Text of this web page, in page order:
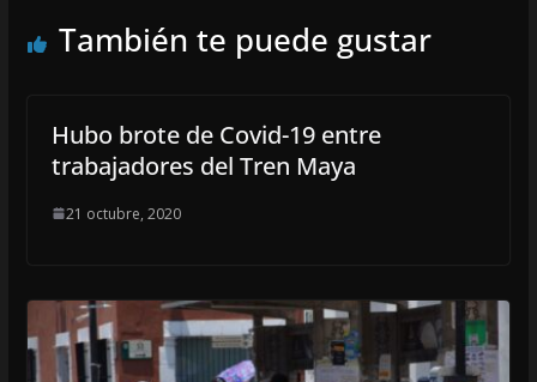
También te puede gustar
Hubo brote de Covid-19 entre
trabajadores del Tren Maya
21 octubre, 2020